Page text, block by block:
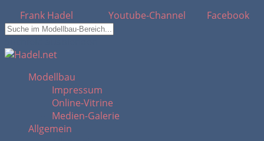
Frank Hadel
Youtube-Channel Facebook
Modellbau
Impressum
Online-Vitrine
Medien-Galerie
Allgemein